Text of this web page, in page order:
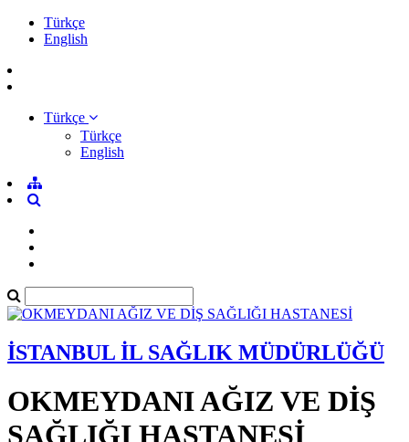
Türkçe
English
Türkçe
Türkçe
English
İSTANBUL İL SAĞLIK MÜDÜRLÜĞÜ
OKMEYDANI AĞIZ VE DİŞ
SAĞLIĞI HASTANESİ